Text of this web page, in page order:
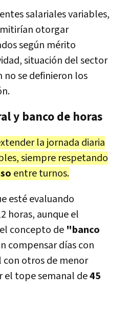
salariales variables,
otorgar
según mérito
situación del sector
no se definieron los
y banco de horas
la jornada diaria
siempre respetando
entre turnos.
esté evaluando
horas, aunque el
concepto de "banco
compensar días con
otros de menor
el tope semanal de45